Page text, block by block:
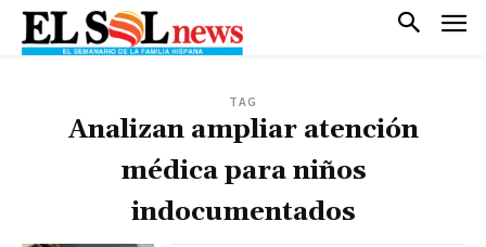
TAG
Analizan ampliar atención
médica para niños
indocumentados